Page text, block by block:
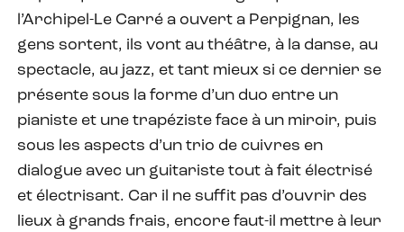
l’Archipel-Le Carré a ouvert a Perpignan, les
gens sortent, ils vont au théâtre, à la danse, au
spectacle, au jazz, et tant mieux si ce dernier se
présente sous la forme d’un duo entre un
pianiste et une trapéziste face à un miroir, puis
sous les aspects d’un trio de cuivres en
dialogue avec un guitariste tout à fait électrisé
et électrisant. Car il ne suffit pas d’ouvrir des
lieux à grands frais, encore faut-il mettre à leur